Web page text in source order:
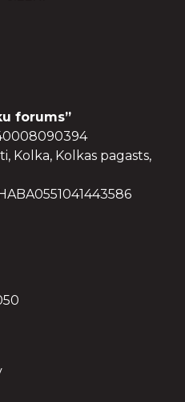
forums”
Kolka, Kolkas pagasts,